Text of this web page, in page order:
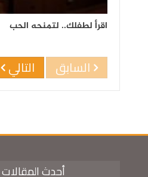
اقرأ لطفلك.. لتمنحه الحب
السابق التالي
أحدث المقالات